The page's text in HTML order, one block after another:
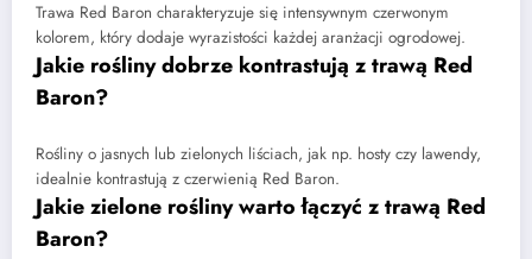
Trawa Red Baron charakteryzuje się intensywnym czerwonym
kolorem, który dodaje wyrazistości każdej aranżacji ogrodowej.
Jakie rośliny dobrze kontrastują z trawą Red
Baron?
Rośliny o jasnych lub zielonych liściach, jak np. hosty czy lawendy,
idealnie kontrastują z czerwienią Red Baron.
Jakie zielone rośliny warto łączyć z trawą Red
Baron?